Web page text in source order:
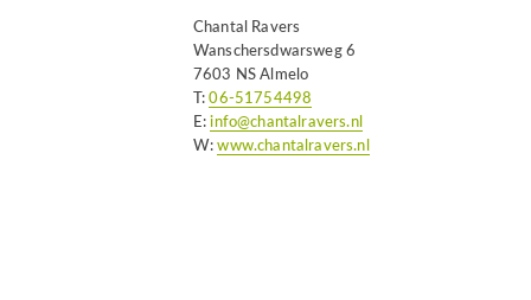
Chantal Ravers
Wanschersdwarsweg 6
7603 NS Almelo
T:06-51754498
E:info@chantalravers.nl
W:www.chantalravers.nl